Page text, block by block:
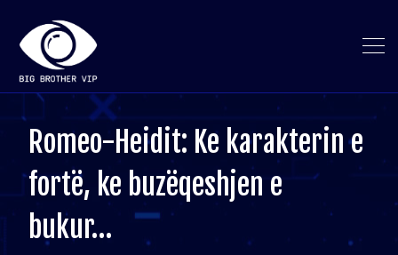
Romeo-Heidit: Ke karakterin e
fortë, ke buzëqeshjen e
bukur…